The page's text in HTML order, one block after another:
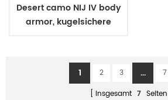
Desert camo NIJ IV body
armor, kugelsichere
1
2 3 ...
7
insgesamt 7 Seiten